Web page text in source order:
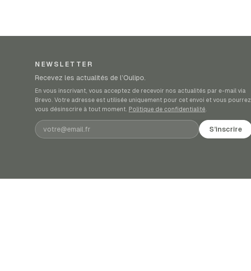
NEWSLETTER
Recevez les actualités de l’Oulipo.
En vous inscrivant, vous acceptez de recevoir nos actualités par e-mail via
Brevo. Votre adresse est utilisée uniquement pour cet envoi et vous pourrez
vous désinscrire à tout moment. Politique de confidentialité.
Adresse e-mail S’inscrire